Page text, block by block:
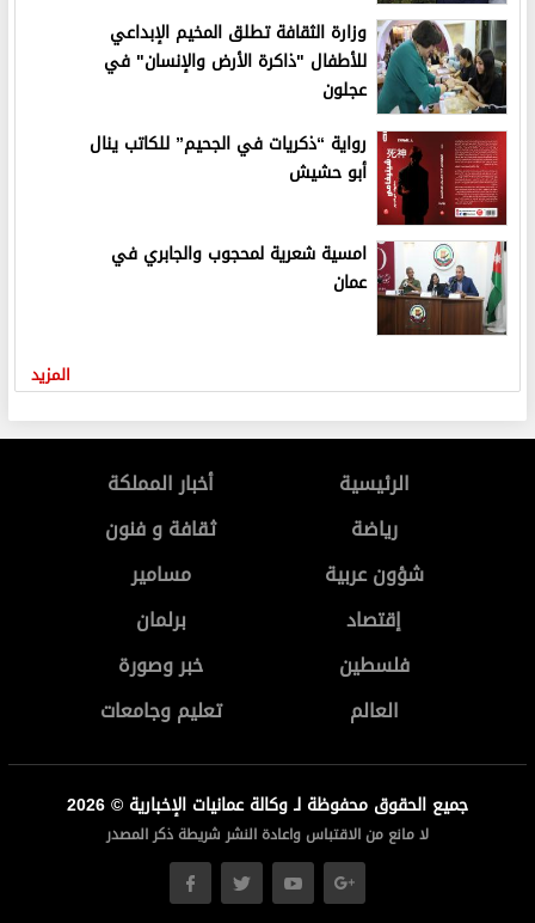
وزارة الثقافة تطلق المخيم الإبداعي
للأطفال "ذاكرة الأرض والإنسان" في
عجلون
رواية “ذكريات في الجحيم” للكاتب ينال
أبو حشيش
امسية شعرية لمحجوب والجابري في
عمان
المزيد
الرئيسية
أخبار المملكة
رياضة
ثقافة و فنون
شؤون عربية
مسامير
إقتصاد
برلمان
فلسطين
خبر وصورة
العالم
تعليم وجامعات
جميع الحقوق محفوظة لـ وكالة عمانيات الإخبارية © 2026
لا مانع من الاقتباس واعادة النشر شريطة ذكر المصدر